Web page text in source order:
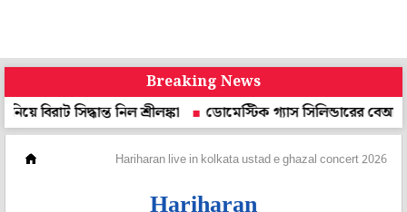
Breaking News
নিল শ্রীলঙ্কা
ডোমেস্টিক গ্যাস সিলিন্ডারের বেআইনি কাটিং
Hariharan live in kolkata ustad e ghazal concert 2026
Hariharan